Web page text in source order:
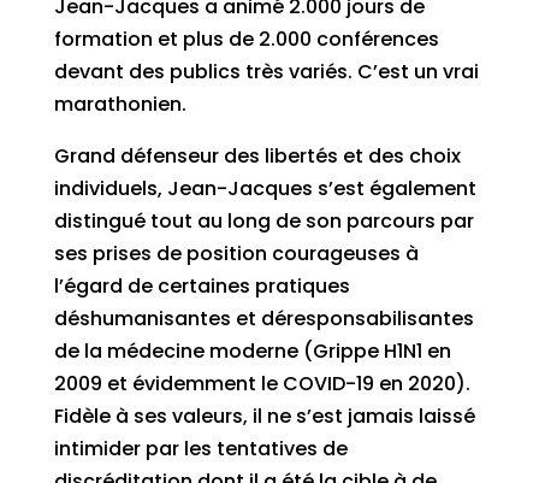
Jean-Jacques a animé 2.000 jours de
formation et plus de 2.000 conférences
devant des publics très variés. C’est un vrai
marathonien.
Grand défenseur des libertés et des choix
individuels, Jean-Jacques s’est également
distingué tout au long de son parcours par
ses prises de position courageuses à
l’égard de certaines pratiques
déshumanisantes et déresponsabilisantes
de la médecine moderne (Grippe H1N1 en
2009 et évidemment le COVID-19 en 2020).
Fidèle à ses valeurs, il ne s’est jamais laissé
intimider par les tentatives de